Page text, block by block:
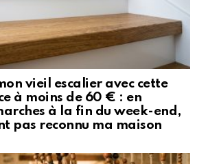
vieil escalier avec cette
à moins de 60 € : en
à la fin du week-end,
pas reconnu ma maison